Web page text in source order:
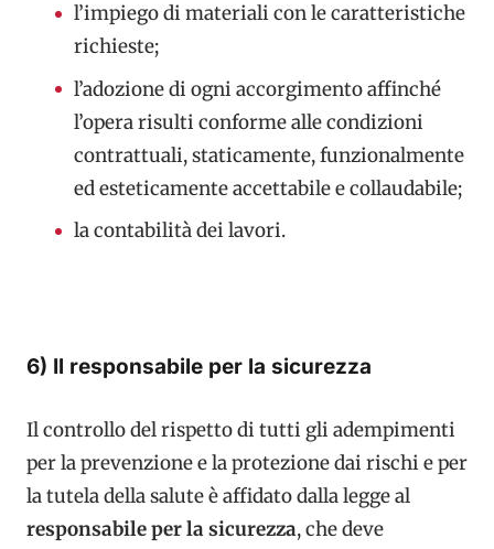
l’impiego di materiali con le caratteristiche
richieste;
l’adozione di ogni accorgimento affinché
l’opera risulti conforme alle condizioni
contrattuali, staticamente, funzionalmente
ed esteticamente accettabile e collaudabile;
la contabilità dei lavori.
6) Il responsabile per la sicurezza
Il controllo del rispetto di tutti gli adempimenti
per la prevenzione e la protezione dai rischi e per
la tutela della salute è affidato dalla legge al
responsabile per la sicurezza, che deve